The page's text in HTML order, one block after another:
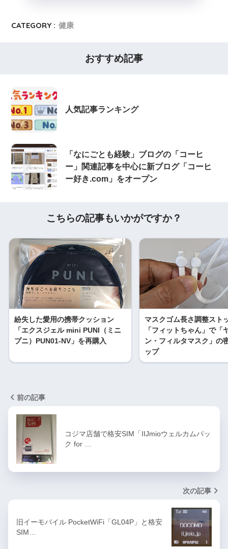
CATEGORY : 健康
おすすめ記事
人気記事ランキング
「なにごとも経験」ブログの「コーヒ
ー」関連記事を中心に新ブログ「コーヒ
ー好き.com」をオープン
こちらの記事もいかがですか？
紛失した愛用の携帯クッション
「エクスジェル mini PUNI（ミニ
プニ）PUN01-NV」を再購入
マスクゴム長さ調整スト
「フィットちゃん」で「
ン・フィルタマスク」の
ップ
前の記事
コジマ店舗で格安SIM「IIJmioウェルカムパッ
ク for …
次の記事
旧イーモバイル PocketWiFi「GL04P」と格安
SIM…